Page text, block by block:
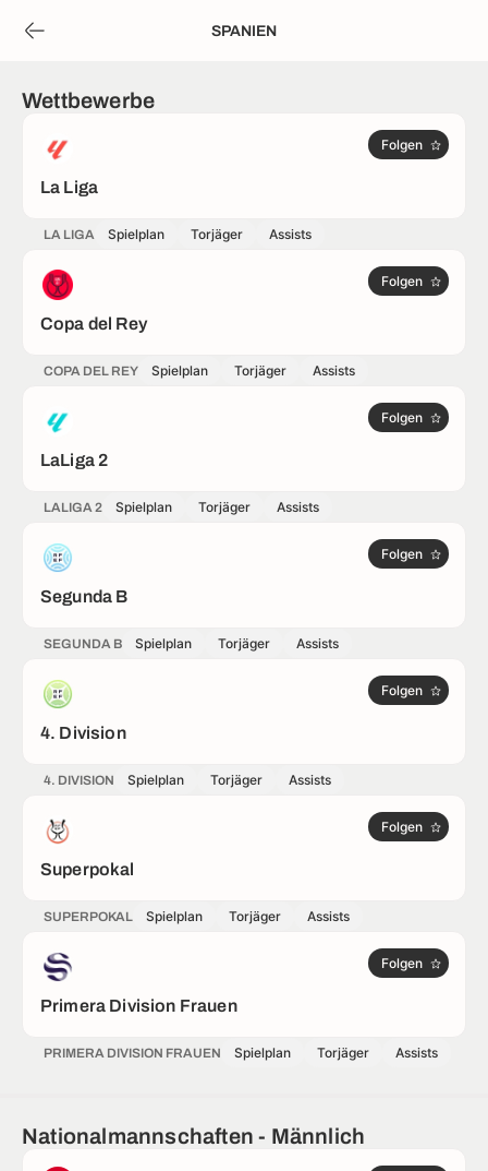
SPANIEN
Wettbewerbe
La Liga
Folgen
LA LIGA Spielplan Torjäger Assists
Copa del Rey
Folgen
COPA DEL REY Spielplan Torjäger Assists
LaLiga 2
Folgen
LALIGA 2 Spielplan Torjäger Assists
Segunda B
Folgen
SEGUNDA B Spielplan Torjäger Assists
4. Division
Folgen
4. DIVISION Spielplan Torjäger Assists
Superpokal
Folgen
SUPERPOKAL Spielplan Torjäger Assists
Primera Division Frauen
Folgen
PRIMERA DIVISION FRAUEN Spielplan Torjäger Assists
Nationalmannschaften - Männlich